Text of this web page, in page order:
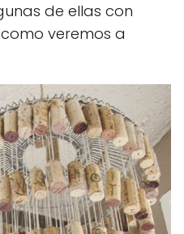
de ellas con
veremos a